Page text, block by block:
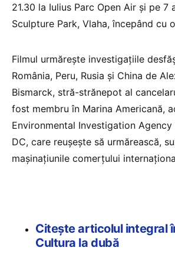
21.30 la Iulius Parc Open Air și pe 7
Sculpture Park, Vlaha, începând cu
Filmul urmărește investigațiile
România, Peru, Rusia și China de
Bismarck, stră-strănepot al
fost membru în Marina Americană,
Environmental Investigation
DC, care reușește să urmărească,
mașinațiunile comerțului
Citește articolul integral
Cultura la dubă